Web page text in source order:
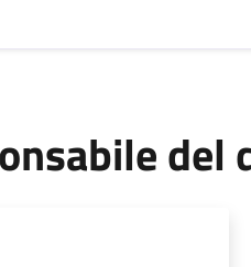
del